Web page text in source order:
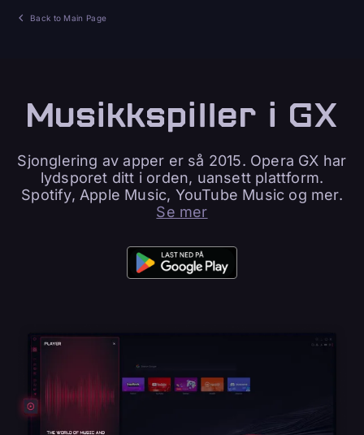
Back to Main Page
Musikkspiller i GX
Sjonglering av apper er så 2015. Opera GX har
lydsporet ditt i orden, uansett plattform.
Spotify, Apple Music, YouTube Music og mer.
Se mer